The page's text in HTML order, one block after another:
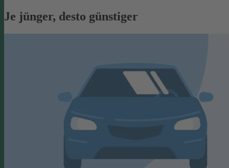
Je jünger, desto günstiger